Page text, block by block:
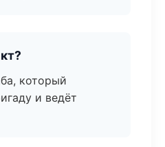
который
и ведёт